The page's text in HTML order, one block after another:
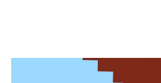
Open nieuws artikel